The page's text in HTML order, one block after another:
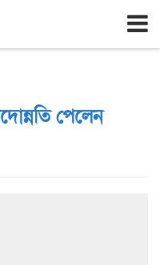
১৪৩৩
পেলেন